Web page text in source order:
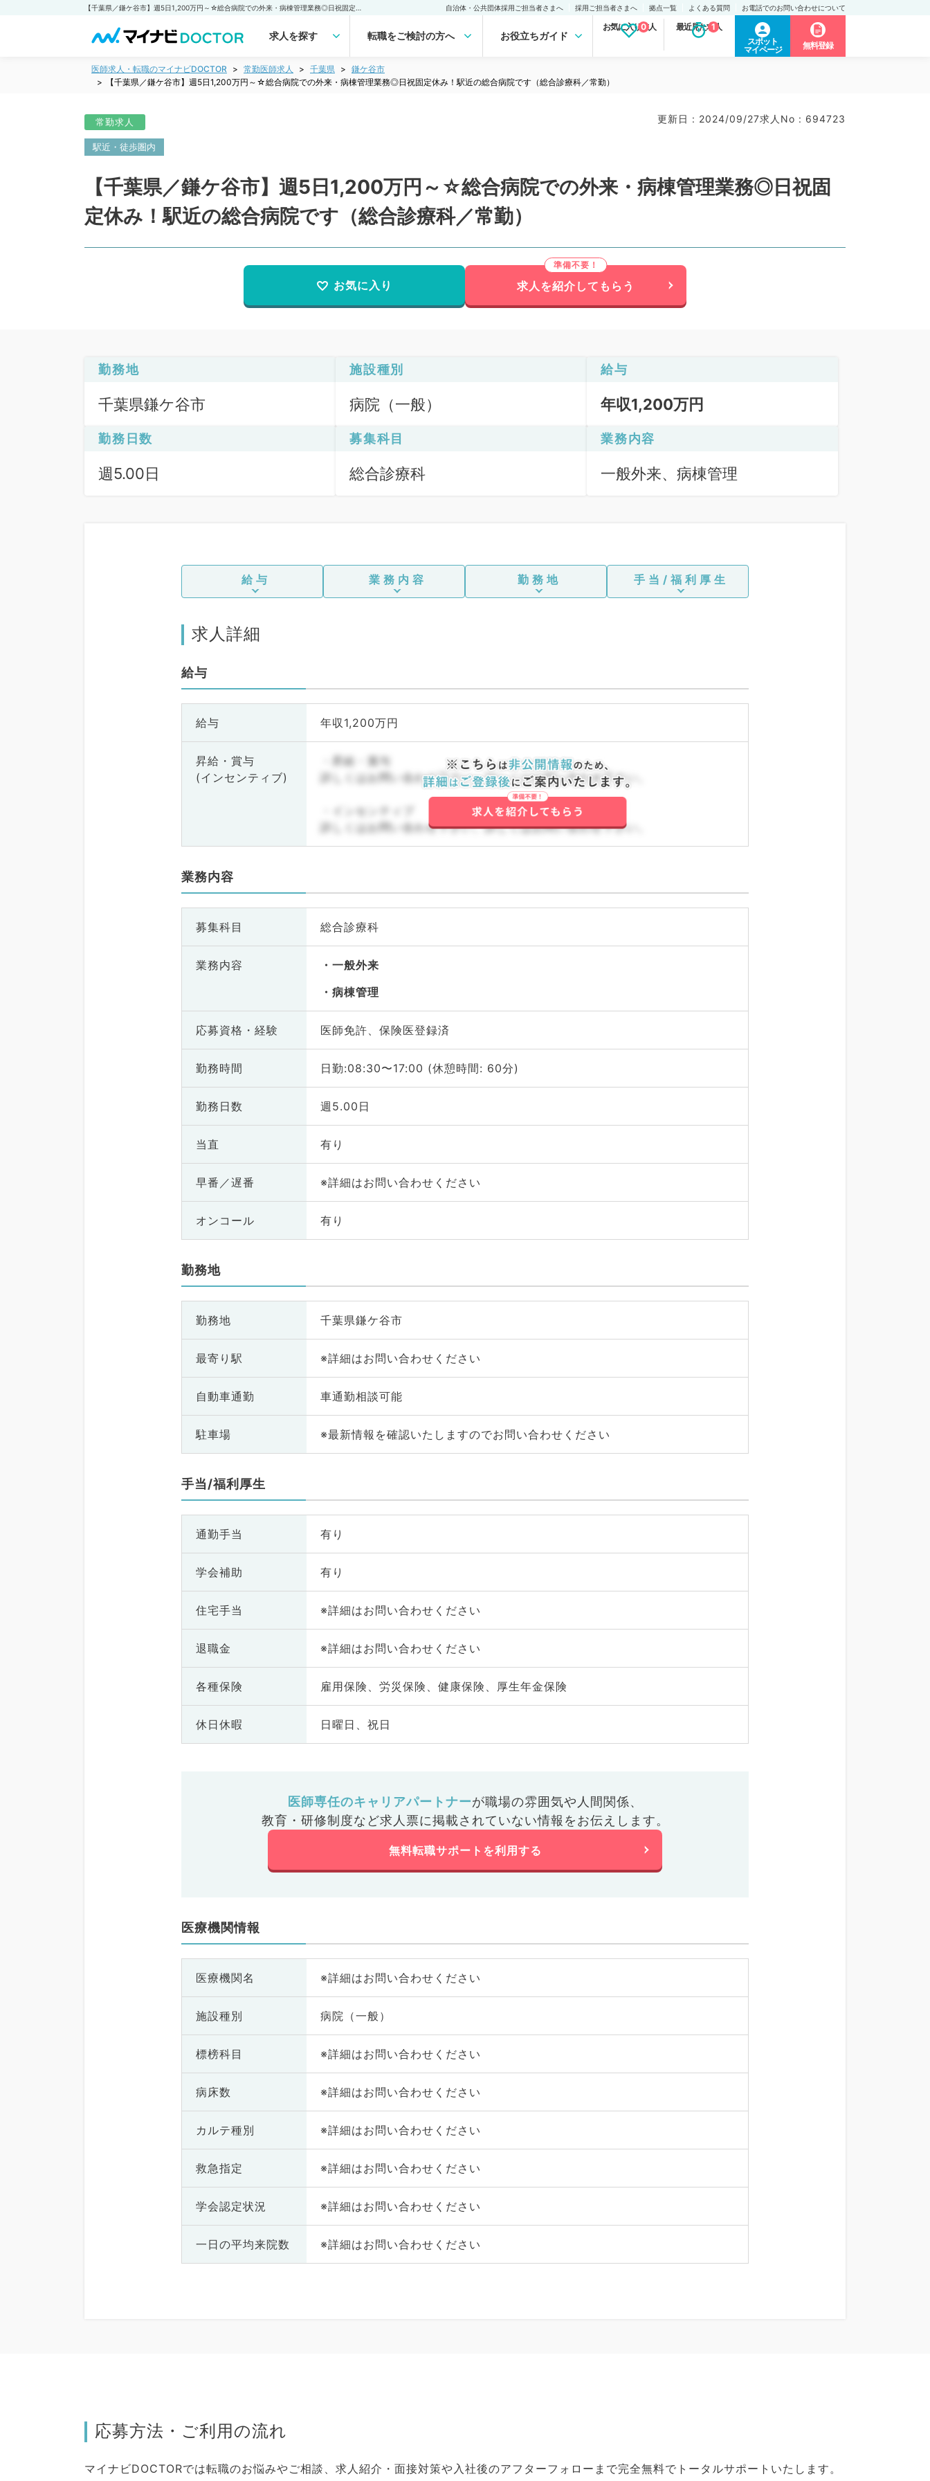
自治体・公共団体採用ご担当者さまへ 採用ご担当者さまへ 拠点一覧 よくある質問 お電話でのお問い合わせについて
求人を探す 転職をご検討の方へ お役立ちガイド
お気に入り求人
0 最近見た求人
1
スポット
マイページ
無料登録
医師求人・転職のマイナビDOCTOR 常勤医師求人 千葉県
鎌ケ谷市
【千葉県／鎌ケ谷市】週5日1,200万円～☆総合病院での外来・病棟管理業務◎日祝固定休み！駅近の総合病院です（総合診療科／常勤）
常勤求人 更新日 : 2024/09/27求人No : 694723
駅近・徒歩圏内
【千葉県／鎌ケ谷市】週5日1,200万円～☆総合病院での外来・病棟管理業務◎日祝固
定休み！駅近の総合病院です（総合診療科／常勤）
お気に入り 求人を紹介してもらう
勤務地
千葉県鎌ケ谷市
施設種別
病院（一般）
給与
年収1,200万円
勤務日数
週5.00日
募集科目
総合診療科
業務内容
一般外来、病棟管理
給与 業務内容 勤務地 手当/福利厚生
求人詳細
給与
給与 年収1,200万円
昇給・賞与
(インセンティブ)
・昇給・賞与
詳しくはお問い合わせ下さい。詳しくはお問い合わせ下さい。
・インセンティブ
詳しくはお問い合わせ下さい。詳しくはお問い合わせ下さい。
業務内容
募集科目 総合診療科
業務内容
一般外来
病棟管理
応募資格・ 経験 医師免許、保険医登録済
勤務時間 日勤:08:30〜17:00 (休憩時間: 60分)
勤務日数 週5.00日
当直 有り
早番／遅番 ※詳細はお問い合わせください
オンコール 有り
勤務地
勤務地 千葉県鎌ケ谷市
最寄り駅 ※詳細はお問い合わせください
自動車通勤 車通勤相談可能
駐車場 ※最新情報を確認いたしますのでお問い合わせください
手当/福利厚生
通勤手当 有り
学会補助 有り
住宅手当 ※詳細はお問い合わせください
退職金 ※詳細はお問い合わせください
各種保険 雇用保険、労災保険、健康保険、厚生年金保険
休日休暇 日曜日、祝日
医師専任のキャリアパートナーが職場の雰囲気や人間関係、
教育・研修制度など求人票に掲載されていない情報をお伝えします。
無料転職サポートを利用する
医療機関情報
医療機関名 ※詳細はお問い合わせください
施設種別 病院（一般）
標榜科目 ※詳細はお問い合わせください
病床数 ※詳細はお問い合わせください
カルテ種別 ※詳細はお問い合わせください
救急指定 ※詳細はお問い合わせください
学会認定状況 ※詳細はお問い合わせください
一日の平均来院数 ※詳細はお問い合わせください
応募方法・ご利用の流れ
マイナビDOCTORでは転職のお悩みやご相談、求人紹介・面接対策や入社後のアフターフォローまで完全無料でトータルサポートいたします。